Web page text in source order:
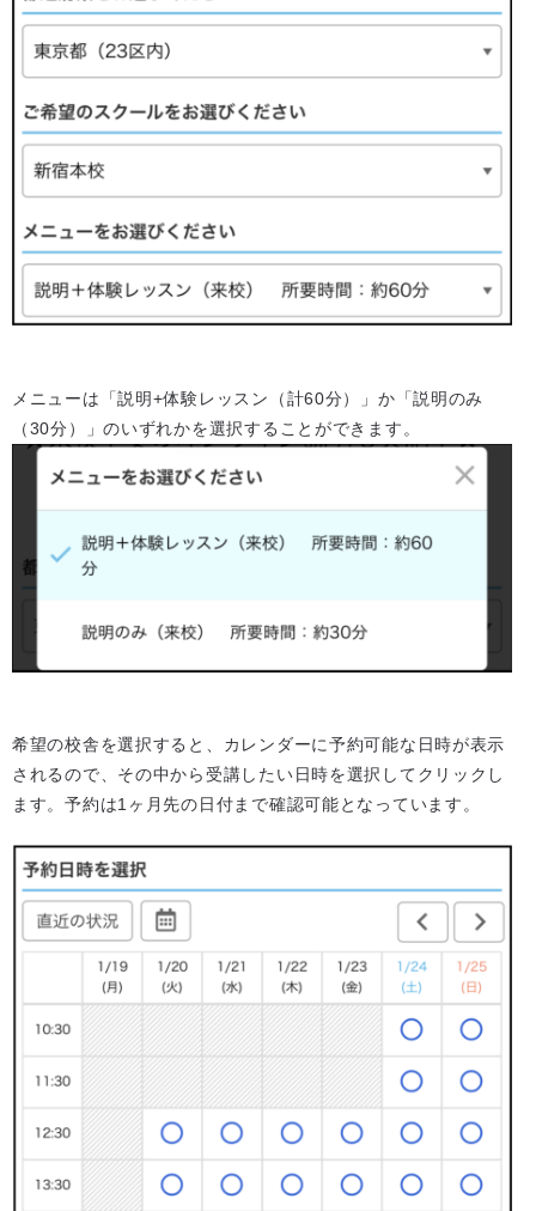
メニューは「説明+体験レッスン（計60分）」か「説明のみ
（30分）」のいずれかを選択することができます。
希望の校舎を選択すると、カレンダーに予約可能な日時が表示
されるので、その中から受講したい日時を選択してクリックし
ます。予約は1ヶ月先の日付まで確認可能となっています。